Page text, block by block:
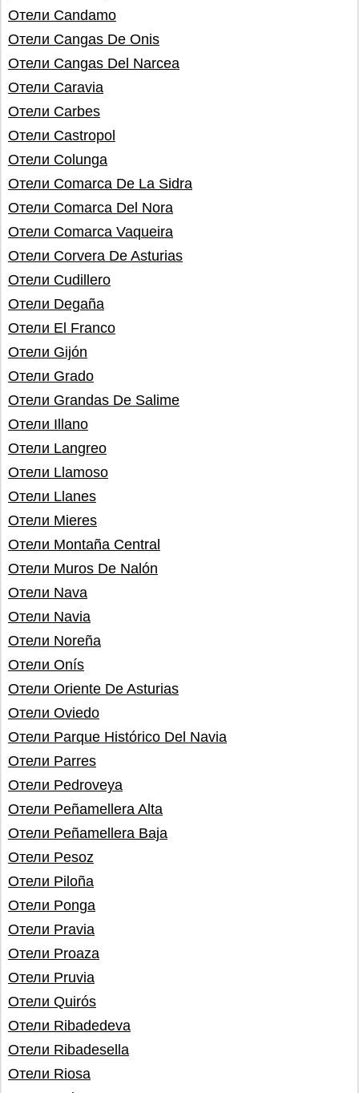
Отели Candamo
Отели Cangas De Onis
Отели Cangas Del Narcea
Отели Caravia
Отели Carbes
Отели Castropol
Отели Colunga
Отели Comarca De La Sidra
Отели Comarca Del Nora
Отели Comarca Vaqueira
Отели Corvera De Asturias
Отели Cudillero
Отели Degaña
Отели El Franco
Отели Gijón
Отели Grado
Отели Grandas De Salime
Отели Illano
Отели Langreo
Отели Llamoso
Отели Llanes
Отели Mieres
Отели Montaña Central
Отели Muros De Nalón
Отели Nava
Отели Navia
Отели Noreña
Отели Onís
Отели Oriente De Asturias
Отели Oviedo
Отели Parque Histórico Del Navia
Отели Parres
Отели Pedroveya
Отели Peñamellera Alta
Отели Peñamellera Baja
Отели Pesoz
Отели Piloña
Отели Ponga
Отели Pravia
Отели Proaza
Отели Pruvia
Отели Quirós
Отели Ribadedeva
Отели Ribadesella
Отели Riosa